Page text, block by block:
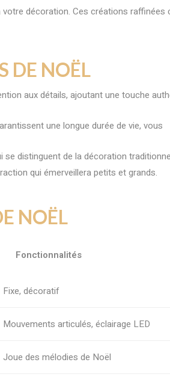
décoration. Ces créations raffinées
DE NOËL
aux détails, ajoutant une touche
une longue durée de vie, vous
distinguent de la décoration
qui émerveillera petits et grands.
NOËL
Fonctionnalités
Fixe, décoratif
Mouvements articulés, éclairage LED
Joue des mélodies de Noël